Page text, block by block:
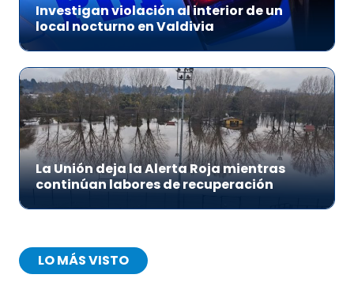
Investigan violación al interior de un
local nocturno en Valdivia
La Unión deja la Alerta Roja mientras
continúan labores de recuperación
LO MÁS VISTO